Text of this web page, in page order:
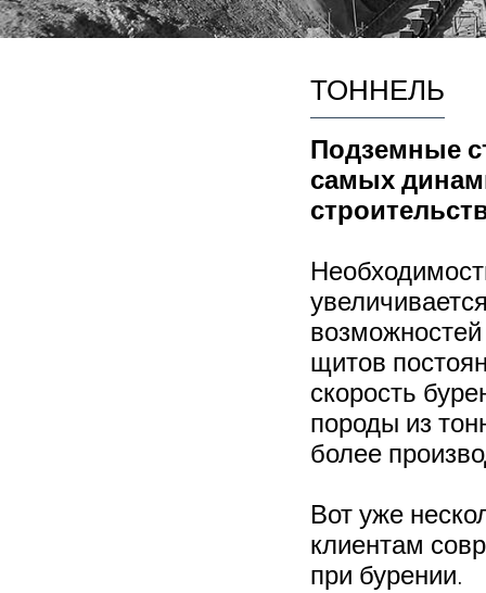
ТОННЕЛЬ
Подземные
самых
щитов
скорость
породы из
более
Вот уже
клиентам
при бурении.